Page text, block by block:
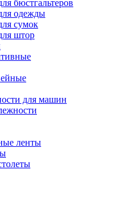
бюстгальтеров
одежды
сумок
штор
для машин
ленты